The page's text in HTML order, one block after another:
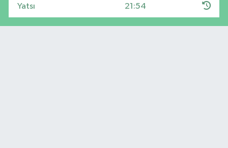
Yatsı 21:54